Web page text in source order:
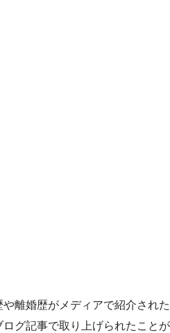
離婚歴がメディアで紹介された
グ記事で取り上げられたことが